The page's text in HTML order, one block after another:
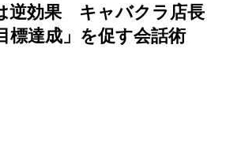
逆効果 キャバクラ店長
標達成」を促す会話術